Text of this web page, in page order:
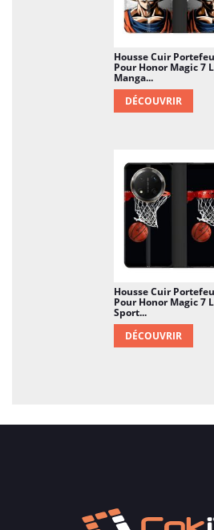
Housse Cuir
Pour Honor Magic 7
Manga...
DÉCOUVRIR
Housse Cuir
Pour Honor Magic 7
Sport...
DÉCOUVRIR